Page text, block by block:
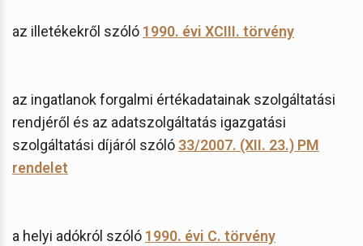
az illetékekről szóló 1990. évi XCIII. törvény
az ingatlanok forgalmi értékadatainak szolgáltatási
rendjéről és az adatszolgáltatás igazgatási
szolgáltatási díjáról szóló 33/2007. (XII. 23.) PM
rendelet
a helyi adókról szóló 1990. évi C. törvény